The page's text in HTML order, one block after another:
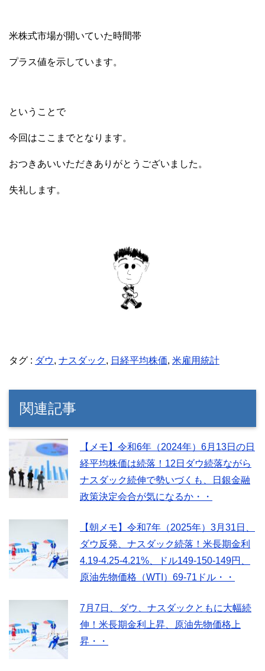
米株式市場が開いていた時間帯
プラス値を示しています。
ということで
今回はここまでとなります。
おつきあいいただきありがとうございました。
失礼します。
タグ : ダウ, ナスダック, 日経平均株価, 米雇用統計
関連記事
【メモ】令和6年（2024年）6月13日の日
経平均株価は続落！12日ダウ続落ながら
ナスダック続伸で勢いづくも、日銀金融
政策決定会合が気になるか・・
【朝メモ】令和7年（2025年）3月31日、
ダウ反発、ナスダック続落！米長期金利
4.19-4.25-4.21%、ドル149-150-149円、
原油先物価格（WTI）69-71ドル・・
7月7日、ダウ、ナスダックともに大幅続
伸！米長期金利上昇、原油先物価格上
昇・・